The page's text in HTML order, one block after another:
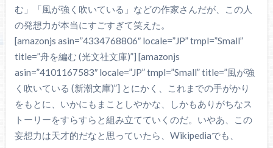
む」「風が強く吹いている」などの作家さんだが、この人
の発想力が本当にすごすぎて笑えた。
[amazonjs asin=”4334768806″ locale=”JP” tmpl=”Small”
title=”舟を編む (光文社文庫)”] [amazonjs
asin=”4101167583″ locale=”JP” tmpl=”Small” title=”風が強
く吹いている (新潮文庫)”] とにかく、これまでの手がかり
をもとに、いかにもまことしやかな、しかもありがちなス
トーリーをすらすらと組み立てていくのだ。いやあ、この
妄想力は天才的だなと思っていたら、Wikipediaでも、